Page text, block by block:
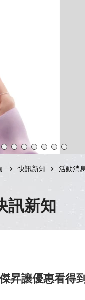
快訊新知 活動消
訊新知
昇讓優惠看得